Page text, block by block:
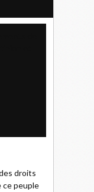
droits
ce peuple